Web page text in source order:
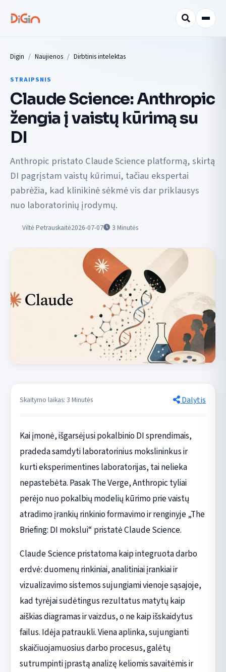
Digin Naujienos Dirbtinis intelektas
STRAIPSNIS
Claude Science: Anthropic
žengia į vaistų kūrimą su
DI
Anthropic pristato Claude Science platformą, skirtą
DI pagrįstam vaistų kūrimui, tačiau ekspertai
pabrėžia, kad klinikinė sėkmė vis dar priklausys
nuo laboratorinių įrodymų.
Viltė Petrauskaitė2026-07-07 3 Minutės
Skaitymo laikas: 3 Minutės Dalytis
Kai įmonė, išgarsėjusi pokalbinio DI sprendimais,
pradeda samdyti laboratorinius mokslininkus ir
kurti eksperimentines laboratorijas, tai nelieka
nepastebėta. Pasak The Verge, Anthropic tyliai
perėjo nuo pokalbių modelių kūrimo prie vaistų
atradimo įrankių rinkinio formavimo ir renginyje „The
Briefing: DI mokslui“ pristatė Claude Science.
Claude Science pristatoma kaip integruota darbo
erdvė: duomenų rinkiniai, analitiniai įrankiai ir
vizualizavimo sistemos sujungiami vienoje sąsajoje,
kad tyrėjai sudėtingus rezultatus matytų kaip
aiškias diagramas ir vaizdus, o ne kaip išskaidytus
failus. Idėja patraukli. Viena aplinka, sujungianti
skaičiuojamuosius darbo procesus, galėtų
sutrumpinti įprastą analizę keliomis savaitėmis ir